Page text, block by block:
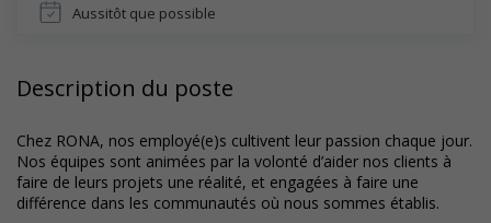
Aussitôt que possible
Description du poste
Chez RONA, nos employé(e)s cultivent leur passion chaque jour.
Nos équipes sont animées par la volonté d’aider nos clients à
faire de leurs projets une réalité, et engagées à faire une
différence dans les communautés où nous sommes établis.